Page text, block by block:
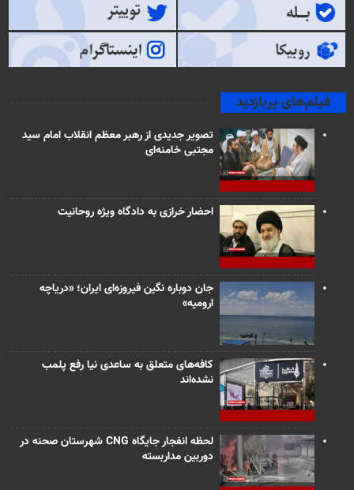
فیلم‌های پربازدید
تصویر جدیدی از رهبر معظم انقلاب امام سید
مجتبی خامنه‌ای
احضار خرازی به دادگاه ویژه روحانیت
جان دوباره نگین فیروزه‌ای ایران؛ «دریاچه
ارومیه»
کافه‌های متعلق به ساعدی نیا رفع پلمب
نشده‌اند
لحظه انفجار جایگاه CNG شهرستان صحنه در
دوربین مداربسته